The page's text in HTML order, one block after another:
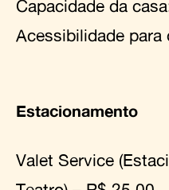
Capacidade da
Acessibilidade
Estacionamento
Valet Service